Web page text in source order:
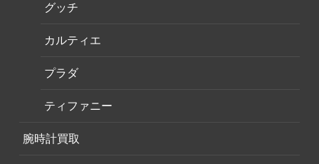
グッチ
カルティエ
プラダ
ティファニー
腕時計買取